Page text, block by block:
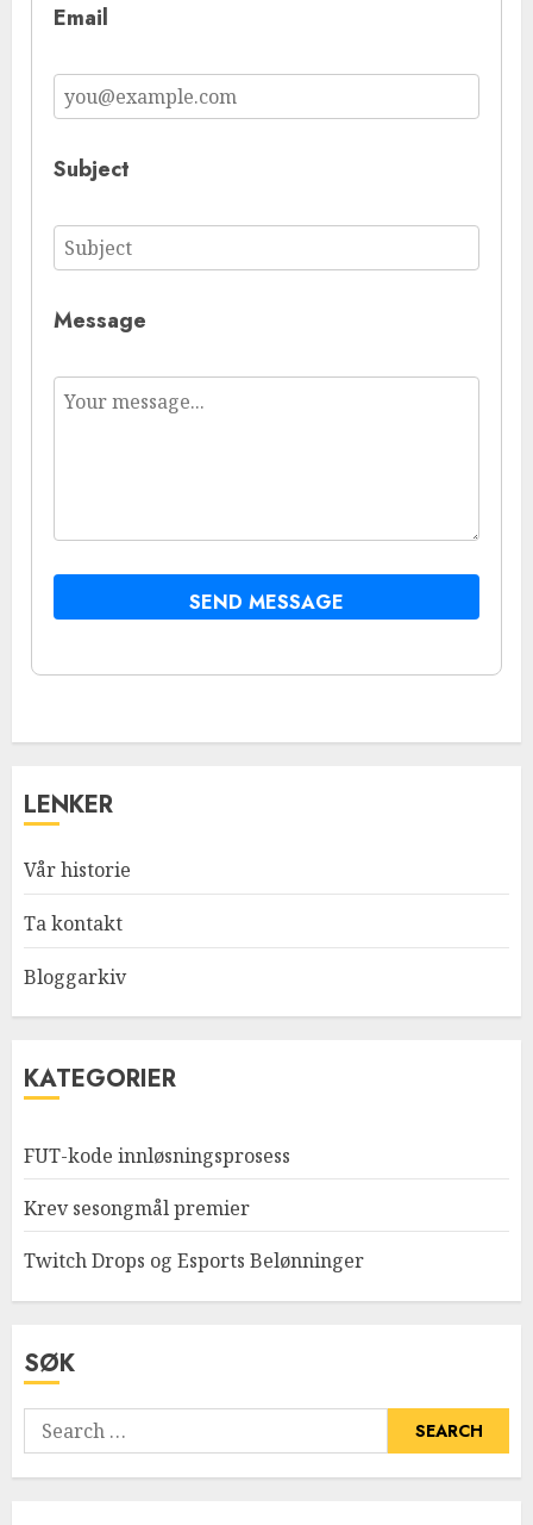
Email
Subject
Message
SEND MESSAGE
LENKER
Vår historie
Ta kontakt
Bloggarkiv
KATEGORIER
FUT-kode innløsningsprosess
Krev sesongmål premier
Twitch Drops og Esports Belønninger
SØK
Search
for: